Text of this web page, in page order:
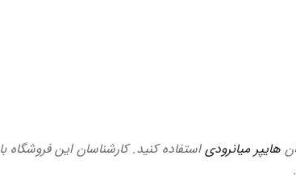
هایپر میانرودیاستفاده کنید. کارشناسان این فروشگاه با